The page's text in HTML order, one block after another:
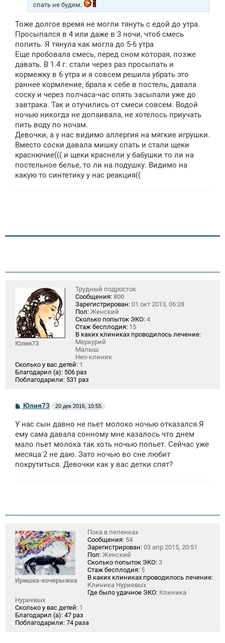
спать не будем.
Тоже долгое время не могли тянуть с едой до утра.
Просыпался в 4 или даже в 3 ночи, чтоб смесь
попить. Я тянула как могла до 5-6 утра
Еще пробовала смесь, перед сном которая, позже
давать. В 1.4 г. стали через раз просыпать и
кормежку в 6 утра и я совсем решила убрать это
раннее кормление, брала к себе в постель, давала
соску и через полчаса-час опять засыпали уже до
завтрака. Так и отучились от смеси совсем. Водой
ночью никогда не допаивала, не хотелось приучать
пить воду по ночам.
Девочки, а у нас видимо аллергия на мягкие игрушки.
Вместо соски давала мишку спать и стали щеки
краснючие((( и щеки краснели у бабушки то ли на
постельное белье, то ли на подушку. Видимо на
какую то синтетику у нас реакция((
Юлия73
Трудный подросток
Сообщения: 800
Зарегистрирован: 01 окт 2013, 06:28
Пол: Женский
Сколько попыток ЭКО: 4
Стаж бесплодия: 15
В каких клиниках проводилось лечение:
Меркурий
Малыш
Нео-клиник
Сколько у вас детей: 1
Благодарил (а): 506 раз
Поблагодарили: 531 раз
С
б
щ
н
и
Юлия73 20 дек 2016, 10:55
У нас сын давно не пьет молоко ночью отказался.Я
ему сама давала сонному мне казалось что днем
мало пьет молока так хоть ночью попьет. Сейчас уже
месяца 2 не даю. Зато ночью во сне любит
покрутиться. Девочки как у вас детки спят?
Иришка-кочерыжка
Пока в пеленках
Сообщения: 54
Зарегистрирован: 03 апр 2015, 20:51
Пол: Женский
Сколько попыток ЭКО: 3
Стаж бесплодия: 5
В каких клиниках проводилось лечение:
Клиника Нуриевых
Где было удачное ЭКО: Клиника
Нуриевых
Сколько у вас детей: 1
Благодарил (а): 47 раз
Поблагодарили: 74 раза